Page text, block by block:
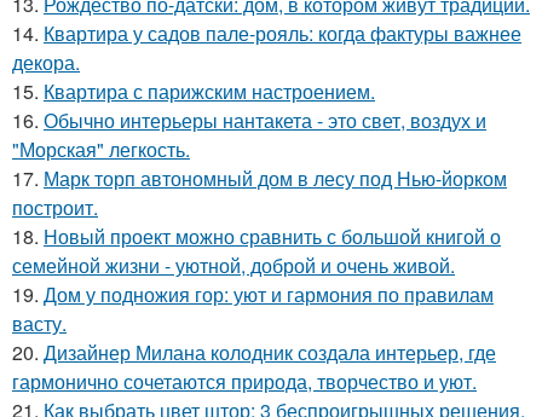
14. Квартира у садов пале-рояль: когда фактуры важнее
декора.
15. Квартира с парижским настроением.
16. Обычно интерьеры нантакета - это свет, воздух и
"Морская" легкость.
17. Марк торп автономный дом в лесу под Нью-йорком
построит.
18. Новый проект можно сравнить с большой книгой о
семейной жизни - уютной, доброй и очень живой.
19. Дом у подножия гор: уют и гармония по правилам
васту.
20. Дизайнер Милана колодник создала интерьер, где
гармонично сочетаются природа, творчество и уют.
21. Как выбрать цвет штор: 3 беспроигрышных решения.